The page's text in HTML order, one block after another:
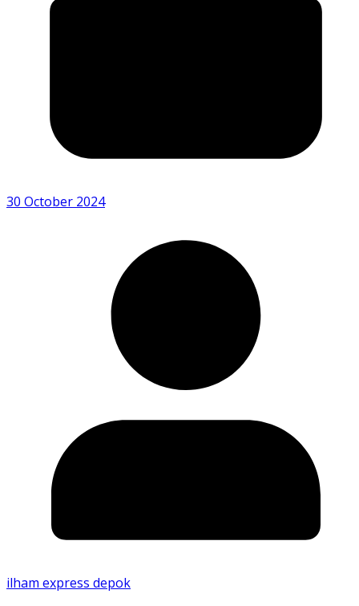
30 October 2024
ilham express depok